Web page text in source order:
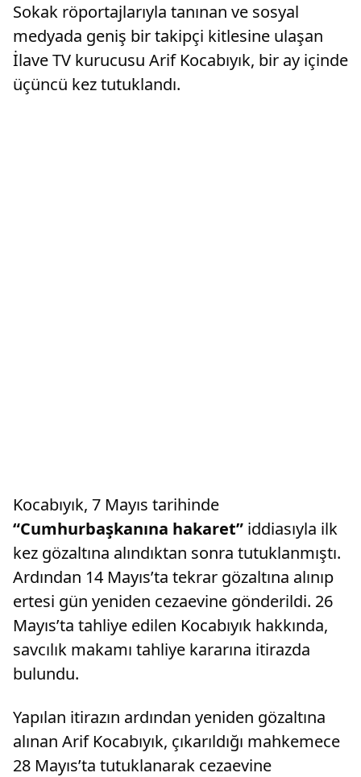
Sokak röportajlarıyla tanınan ve sosyal
medyada geniş bir takipçi kitlesine ulaşan
İlave TV kurucusu Arif Kocabıyık, bir ay içinde
üçüncü kez tutuklandı.
Kocabıyık, 7 Mayıs tarihinde
“Cumhurbaşkanına hakaret” iddiasıyla ilk
kez gözaltına alındıktan sonra tutuklanmıştı.
Ardından 14 Mayıs’ta tekrar gözaltına alınıp
ertesi gün yeniden cezaevine gönderildi. 26
Mayıs’ta tahliye edilen Kocabıyık hakkında,
savcılık makamı tahliye kararına itirazda
bulundu.
Yapılan itirazın ardından yeniden gözaltına
alınan Arif Kocabıyık, çıkarıldığı mahkemece
28 Mayıs’ta tutuklanarak cezaevine